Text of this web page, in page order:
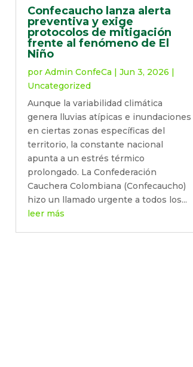
Confecaucho lanza alerta
preventiva y exige
protocolos de mitigación
frente al fenómeno de El
Niño
por Admin ConfeCa | Jun 3, 2026 |
Uncategorized
Aunque la variabilidad climática
genera lluvias atípicas e inundaciones
en ciertas zonas específicas del
territorio, la constante nacional
apunta a un estrés térmico
prolongado. La Confederación
Cauchera Colombiana (Confecaucho)
hizo un llamado urgente a todos los...
leer más